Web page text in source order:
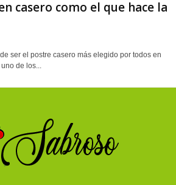
casero como el que hace la
ser el postre casero más elegido por todos en
de los...